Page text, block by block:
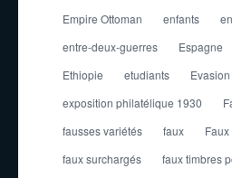
Empire Ottoman
enfants
entre-deux-guerres
Espagne
Ethiopie
etudiants Evasion
exposition philatélique 1930
fausses variétés
faux
faux surchargés
faux timbres